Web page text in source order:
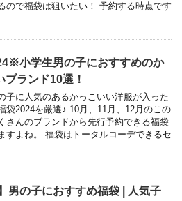
ので福袋は狙いたい！ 予約する時点です
小学生男の子におすすめのか
ブランド10選！
子に人気のあるかっこいい洋服が入った
袋2024を厳選♪ 10月、11月、12月のこの
さんのブランドから先行予約できる福袋
すよね。 福袋はトータルコーデできるセ
男の子におすすめ福袋 | 人気子